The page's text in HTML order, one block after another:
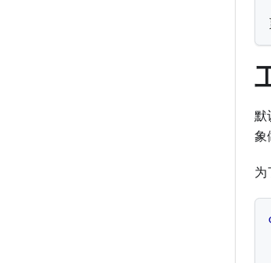
默
象
为